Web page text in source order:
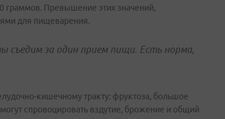
граммов. Превышение этих значений,
для пищеварения.
съедим за один прием пищи. Есть норма,
кишечному тракту: фруктоза, большое
спровоцировать вздутие, брожение и общий